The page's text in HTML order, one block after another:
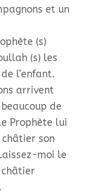
et un
(s)
(s) les
l’enfant.
arrivent
de
Prophète lui
son
moi le
châtier